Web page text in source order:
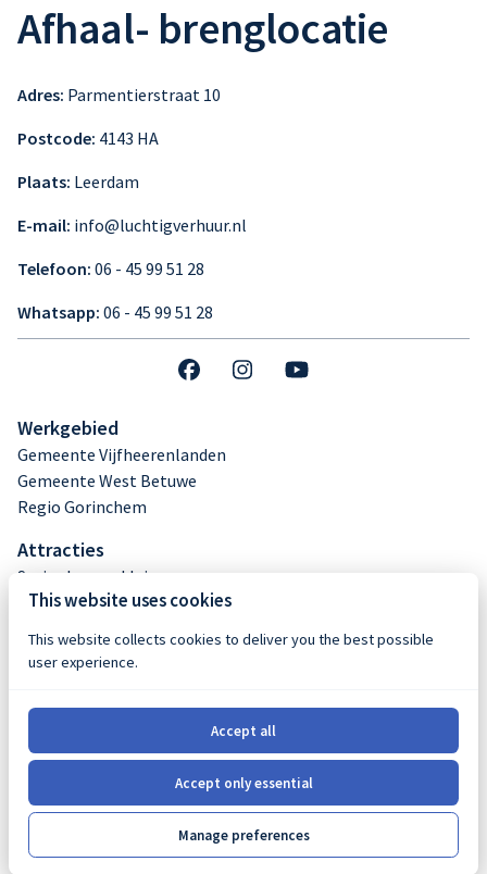
Afhaal- brenglocatie
Adres: Parmentierstraat 10
Postcode: 4143 HA
Plaats: Leerdam
E-mail: info@luchtigverhuur.nl
Telefoon: 06 - 45 99 51 28
Whatsapp: 06 - 45 99 51 28
Werkgebied
Gemeente Vijfheerenlanden
Gemeente West Betuwe
Regio Gorinchem
Attracties
Springkussen klein
Springkussen middel
Springkussen groot
Stormbaan huren
Abraham en Sarah
© 2026, Luchtig Verhuur |Privacy policy|Powered by
Booqable
This website uses cookies
This website collects cookies to deliver you the best possible
user experience.
Accept all
Accept only essential
Manage preferences